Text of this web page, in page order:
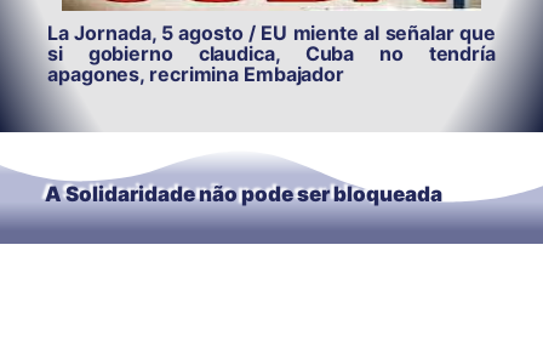
La Jornada, 5 agosto / EU miente al señalar que
si gobierno claudica, Cuba no tendría
apagones, recrimina Embajador
A Solidaridade não pode ser bloqueada